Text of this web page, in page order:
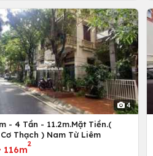
4
- 4 Tần - 11.2m.Mặt Tiền.(
Thạch ) Nam Từ Liêm
· 116m
2